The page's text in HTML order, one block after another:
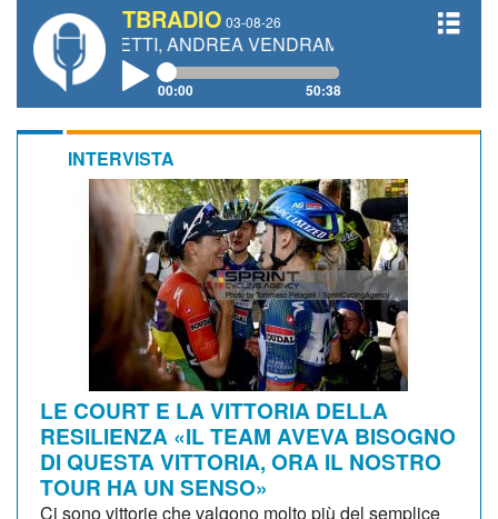
TBRADIO 03-08-26
ANDREA VENDRAME, FILIPPO FIORELLI
00:00 50:38
INTERVISTA
LE COURT E LA VITTORIA DELLA
RESILIENZA «IL TEAM AVEVA BISOGNO
DI QUESTA VITTORIA, ORA IL NOSTRO
TOUR HA UN SENSO»
Ci sono vittorie che valgono molto più del semplice